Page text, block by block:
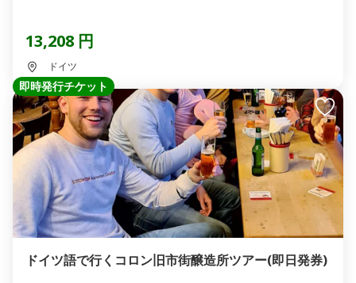
13,208 円
ドイツ
即時発行チケット
ドイツ語で行くコロン旧市街醸造所ツアー(即日発券)